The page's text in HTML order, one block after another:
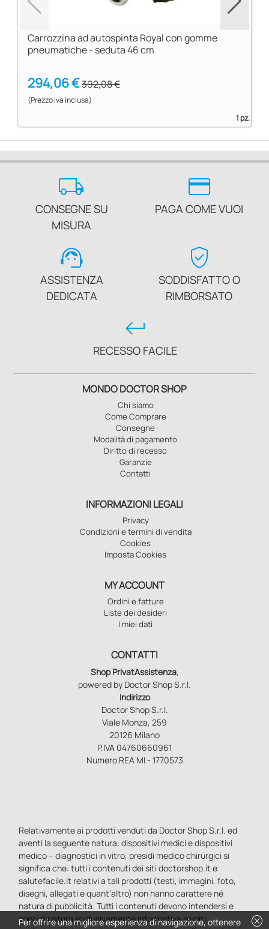
Carrozzina ad autospinta Royal con gomme
pneumatiche - seduta 46 cm
294,06 €392,08 €
(Prezzo iva inclusa)
1 pz.
local_shipping
CONSEGNE SU
MISURA
credit_card
PAGA COME VUOI
support_agent
ASSISTENZA
DEDICATA
verified_user
SODDISFATTO O
RIMBORSATO
keyboard_return
RECESSO FACILE
MONDO DOCTOR SHOP
Chi siamo
Come Comprare
Consegne
Modalità di pagamento
Diritto di recesso
Garanzie
Contatti
INFORMAZIONI LEGALI
Privacy
Condizioni e termini di vendita
Cookies
Imposta Cookies
MY ACCOUNT
Ordini e fatture
Liste dei desideri
I miei dati
CONTATTI
Shop PrivatAssistenza,
powered by Doctor Shop S.r.l.
Indirizzo
Doctor Shop S.r.l.
Viale Monza, 259
20126 Milano
P.IVA 04760660961
Numero REA MI - 1770573
Relativamente ai prodotti venduti da Doctor Shop S.r.l. ed
aventi la seguente natura: dispositivi medici e dispositivi
medico – diagnostici in vitro, presidi medico chirurgici si
significa che: tutti i contenuti dei siti doctorshop.it e
salutefacile.it relativi a tali prodotti (testi, immagini, foto,
disegni, allegati e quant’altro) non hanno carattere né
natura di pubblicità. Tutti i contenuti devono intendersi e
sono di natura esclusivamente informativa e volti
cancel
Per offrire una migliore esperienza di navigazione, ottenere